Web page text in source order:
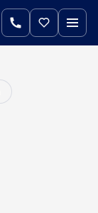
3 414 600 руб.